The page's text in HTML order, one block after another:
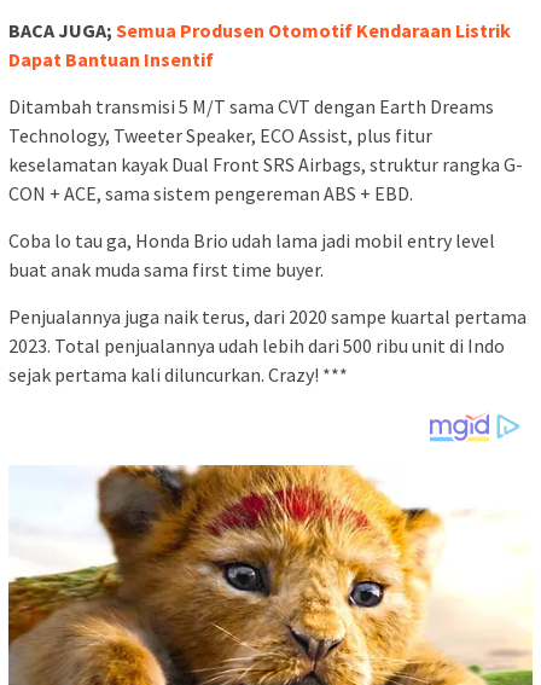
BACA JUGA; Semua Produsen Otomotif Kendaraan Listrik
Dapat Bantuan Insentif
Ditambah transmisi 5 M/T sama CVT dengan Earth Dreams
Technology, Tweeter Speaker, ECO Assist, plus fitur
keselamatan kayak Dual Front SRS Airbags, struktur rangka G-
CON + ACE, sama sistem pengereman ABS + EBD.
Coba lo tau ga, Honda Brio udah lama jadi mobil entry level
buat anak muda sama first time buyer.
Penjualannya juga naik terus, dari 2020 sampe kuartal pertama
2023. Total penjualannya udah lebih dari 500 ribu unit di Indo
sejak pertama kali diluncurkan. Crazy! ***